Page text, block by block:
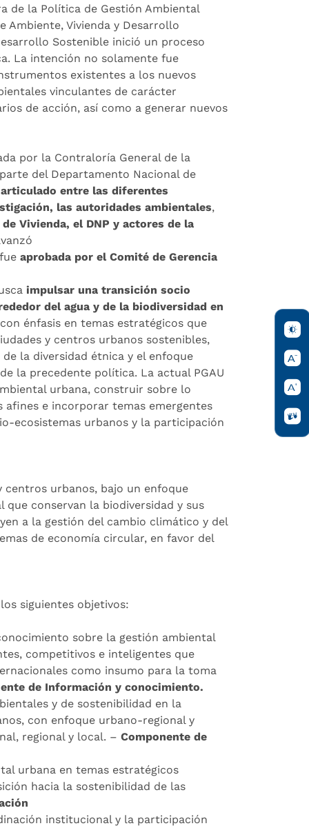
de la Política de Gestión Ambiental
Ambiente, Vivienda y Desarrollo
Sostenible inició un proceso
La intención no solamente fue
existentes a los nuevos
vinculantes de carácter
de acción, así como a generar nuevos
por la Contraloría General de la
del Departamento Nacional de
entre las diferentes
las autoridades ambientales,
Vivienda, el DNP y actores de la
aprobada por el Comité de Gerencia
impulsar una transición socio
del agua y de la biodiversidad en
énfasis en temas estratégicos que
y centros urbanos sostenibles,
la diversidad étnica y el enfoque
la precedente política. La actual PGAU
urbana, construir sobre lo
e incorporar temas emergentes
ecosistemas urbanos y la participación
urbanos, bajo un enfoque
conservan la biodiversidad y sus
a la gestión del cambio climático y del
de economía circular, en favor del
siguientes objetivos:
sobre la gestión ambiental
competitivos e inteligentes que
como insumo para la toma
de Información y conocimiento.
y de sostenibilidad en la
con enfoque urbano-regional y
regional y local. – Componente de
urbana en temas estratégicos
hacia la sostenibilidad de las
institucional y la participación